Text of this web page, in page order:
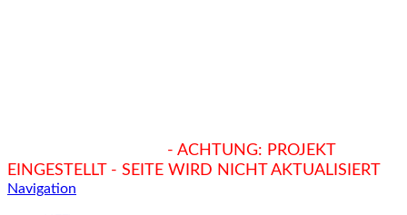
- ACHTUNG: PROJEKT
EINGESTELLT - SEITE WIRD NICHT AKTUALISIERT
Navigation